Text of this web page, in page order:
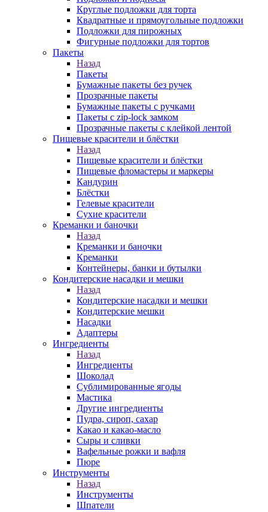
Круглые подложки для торта
Квадратные и прямоугольные подложки
Подложки для пирожных
Фигурные подложки для тортов
Пакеты
Назад
Пакеты
Бумажные пакеты без ручек
Прозрачные пакеты
Бумажные пакеты с ручками
Пакеты с zip-lock замком
Прозрачные пакеты с клейкой лентой
Пищевые красители и блёстки
Назад
Пищевые красители и блёстки
Пищевые фломастеры и маркеры
Кандурин
Блёстки
Гелевые красители
Сухие красители
Креманки и баночки
Назад
Креманки и баночки
Креманки
Контейнеры, банки и бутылки
Кондитерские насадки и мешки
Назад
Кондитерские насадки и мешки
Кондитерские мешки
Насадки
Адаптеры
Ингредиенты
Назад
Ингредиенты
Шоколад
Сублимированные ягоды
Мастика
Другие ингредиенты
Пудра, сироп, сахар
Какао и какао-масло
Сыры и сливки
Вафельные рожки и вафля
Пюре
Инструменты
Назад
Инструменты
Шпатели